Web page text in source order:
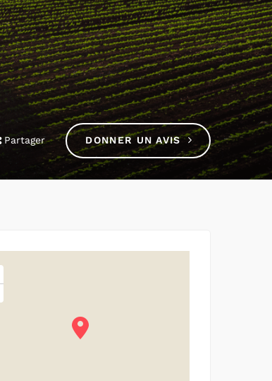
Partager DONNER UN AVIS